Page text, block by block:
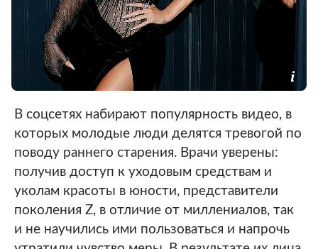
В соцсетях набирают популярность видео, в
которых молодые люди делятся тревогой по
поводу раннего старения. Врачи уверены:
получив доступ к уходовым средствам и
уколам красоты в юности, представители
поколения Z, в отличие от миллениалов, так
и не научились ими пользоваться и напрочь